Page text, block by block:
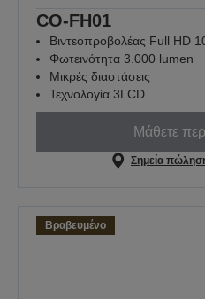
CO-FH01
Βιντεοπροβολέας Full HD
Φωτεινότητα 3.000 lumen
Μικρές διαστάσεις
Τεχνολογία 3LCD
Μάθετε
Σημεία
Βραβευμένο